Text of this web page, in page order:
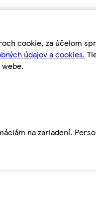
cookie, za účelom
údajov a cookies.
na zariadení.